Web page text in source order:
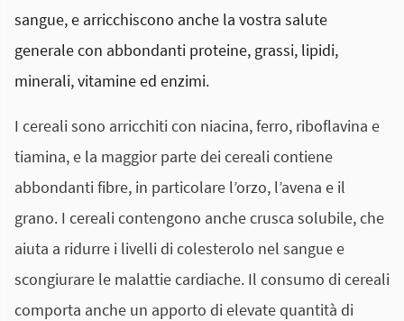
sangue, e arricchiscono anche la vostra salute
generale con abbondanti proteine, grassi, lipidi,
minerali, vitamine ed enzimi.
I cereali sono arricchiti con niacina, ferro, riboflavina e
tiamina, e la maggior parte dei cereali contiene
abbondanti fibre, in particolare l’orzo, l’avena e il
grano. I cereali contengono anche crusca solubile, che
aiuta a ridurre i livelli di colesterolo nel sangue e
scongiurare le malattie cardiache. Il consumo di cereali
comporta anche un apporto di elevate quantità di